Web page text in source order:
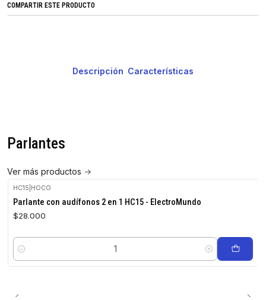
COMPARTIR ESTE PRODUCTO
Descripción Características
Parlantes
Ver más productos
HC15 HOCO
Parlante con audífonos 2 en 1 HC15 - ElectroMundo
$28.000
Cantidad